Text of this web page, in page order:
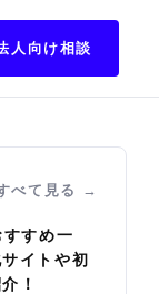
人向け相談
べて見る
すめ一
イトや初
！